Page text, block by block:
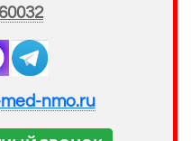
nmo.ru